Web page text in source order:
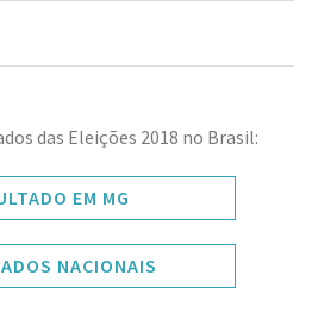
das Eleições 2018 no Brasil:
EM MG
NACIONAIS